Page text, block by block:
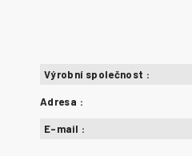
Výrobní společnost :
Adresa :
E-mail :